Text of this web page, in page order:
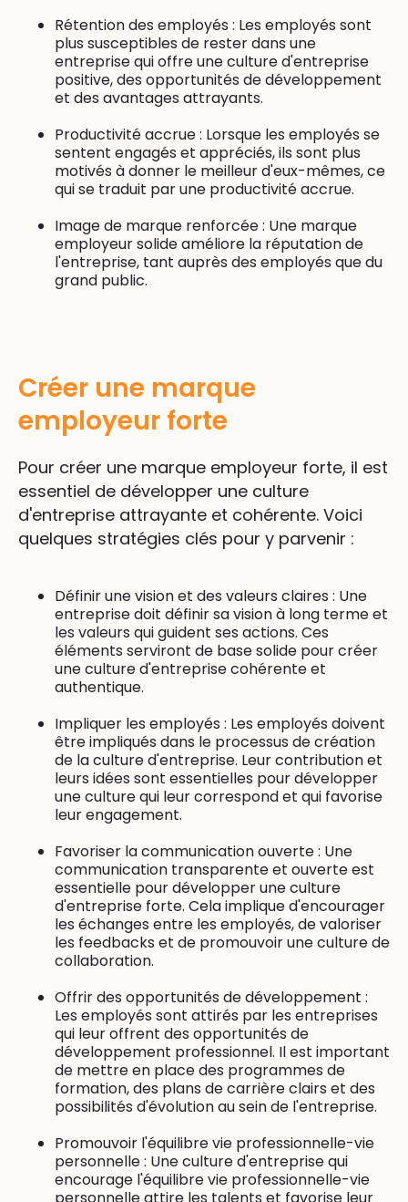
Rétention des employés : Les employés sont
plus susceptibles de rester dans une
entreprise qui offre une culture d'entreprise
positive, des opportunités de développement
et des avantages attrayants.
Productivité accrue : Lorsque les employés se
sentent engagés et appréciés, ils sont plus
motivés à donner le meilleur d'eux-mêmes, ce
qui se traduit par une productivité accrue.
Image de marque renforcée : Une marque
employeur solide améliore la réputation de
l'entreprise, tant auprès des employés que du
grand public.
Créer une marque
employeur forte
Pour créer une marque employeur forte, il est
essentiel de développer une culture
d'entreprise attrayante et cohérente. Voici
quelques stratégies clés pour y parvenir :
Définir une vision et des valeurs claires : Une
entreprise doit définir sa vision à long terme et
les valeurs qui guident ses actions. Ces
éléments serviront de base solide pour créer
une culture d'entreprise cohérente et
authentique.
Impliquer les employés : Les employés doivent
être impliqués dans le processus de création
de la culture d'entreprise. Leur contribution et
leurs idées sont essentielles pour développer
une culture qui leur correspond et qui favorise
leur engagement.
Favoriser la communication ouverte : Une
communication transparente et ouverte est
essentielle pour développer une culture
d'entreprise forte. Cela implique d'encourager
les échanges entre les employés, de valoriser
les feedbacks et de promouvoir une culture de
collaboration.
Offrir des opportunités de développement :
Les employés sont attirés par les entreprises
qui leur offrent des opportunités de
développement professionnel. Il est important
de mettre en place des programmes de
formation, des plans de carrière clairs et des
possibilités d'évolution au sein de l'entreprise.
Promouvoir l'équilibre vie professionnelle-vie
personnelle : Une culture d'entreprise qui
encourage l'équilibre vie professionnelle-vie